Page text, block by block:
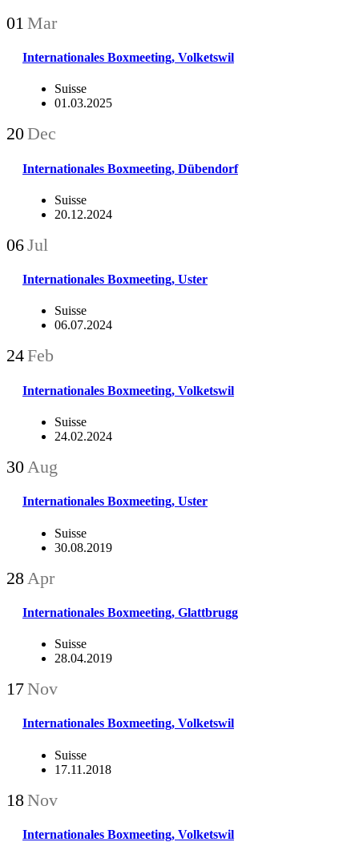
01 Mar
Internationales Boxmeeting, Volketswil
Suisse
01.03.2025
20Dec
Internationales Boxmeeting, Dübendorf
Suisse
20.12.2024
06Jul
Internationales Boxmeeting, Uster
Suisse
06.07.2024
24Feb
Internationales Boxmeeting, Volketswil
Suisse
24.02.2024
30 Aug
Internationales Boxmeeting, Uster
Suisse
30.08.2019
28 Apr
Internationales Boxmeeting, Glattbrugg
Suisse
28.04.2019
17Nov
Internationales Boxmeeting, Volketswil
Suisse
17.11.2018
18Nov
Internationales Boxmeeting, Volketswil